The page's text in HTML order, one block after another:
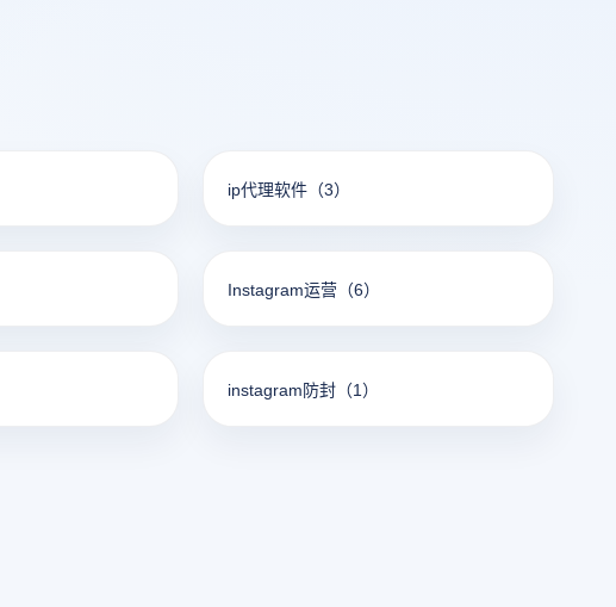
ip代理软件 （3）
Instagram运营 （6）
instagram防封 （1）